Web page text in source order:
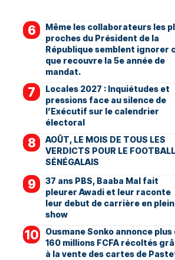
Même les collaborateurs les
proches du Président de la
République semblent ignorer
que recouvre la 5e année de
mandat.
Locales 2027 : Inquiétudes et
pressions face au silence de
l’Exécutif sur le calendrier
électoral
AOÛT, LE MOIS DE TOUS LES
VERDICTS POUR LE FOOTBALL
SÉNÉGALAIS
37 ans PBS, Baaba Mal fait
pleurer Awadi et leur raconte
leur debut de carrière en plein
show
Ousmane Sonko annonce plus
160 millions FCFA récoltés
à la vente des cartes de